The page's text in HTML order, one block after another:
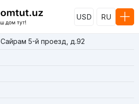
USD RU
Сайрам 5-й проезд, д.92